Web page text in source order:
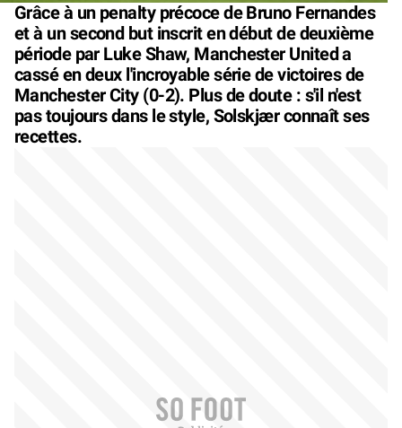
Grâce à un penalty précoce de Bruno Fernandes
et à un second but inscrit en début de deuxième
période par Luke Shaw, Manchester United a
cassé en deux l'incroyable série de victoires de
Manchester City (0-2). Plus de doute : s'il n'est
pas toujours dans le style, Solskjær connaît ses
recettes.